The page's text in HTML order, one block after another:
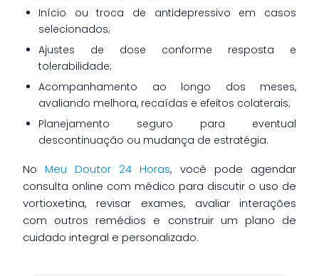
Início ou troca de antidepressivo em casos
selecionados;
Ajustes de dose conforme resposta e
tolerabilidade;
Acompanhamento ao longo dos meses,
avaliando melhora, recaídas e efeitos colaterais;
Planejamento seguro para eventual
descontinuação ou mudança de estratégia.
No Meu Doutor 24 Horas, você pode agendar
consulta online com médico para discutir o uso de
vortioxetina, revisar exames, avaliar interações
com outros remédios e construir um plano de
cuidado integral e personalizado.